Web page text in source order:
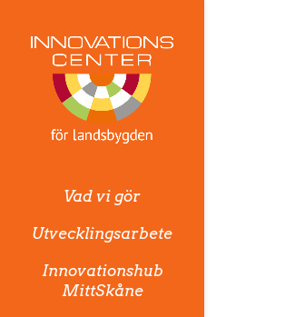
Vad vi gör
Utvecklingsarbete
Innovationshub
MittSkåne